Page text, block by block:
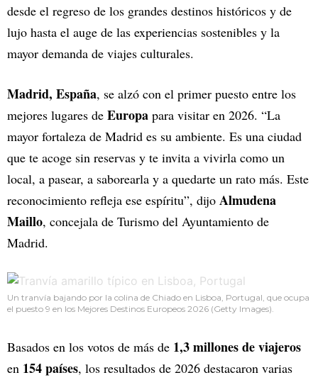
desde el regreso de los grandes destinos históricos y de
lujo hasta el auge de las experiencias sostenibles y la
mayor demanda de viajes culturales.
Madrid, España, se alzó con el primer puesto entre los
mejores lugares de Europa para visitar en 2026. “La
mayor fortaleza de Madrid es su ambiente. Es una ciudad
que te acoge sin reservas y te invita a vivirla como un
local, a pasear, a saborearla y a quedarte un rato más. Este
reconocimiento refleja ese espíritu”, dijo Almudena
Maillo, concejala de Turismo del Ayuntamiento de
Madrid.
Un tranvía bajando por la colina de Chiado en Lisboa, Portugal, que ocupa
el puesto 9 en los Mejores Destinos Europeos 2026 (Getty Images).
Basados en los votos de más de 1,3 millones de viajeros
en 154 países, los resultados de 2026 destacaron varias